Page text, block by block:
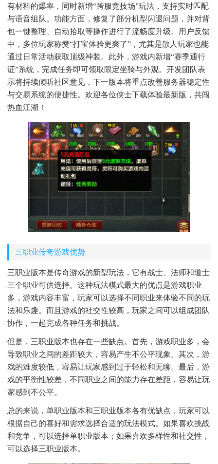
有材料的爆率，同时新增“跨服竞技场”玩法，支持实时匹配
与语音组队。功能方面，修复了部分机型闪退问题，并对背
包一键整理、自动拾取等操作进行了流畅度升级。用户反馈
中，多位玩家称赞“打宝体验更爽了”，尤其是散人玩家也能
通过日常活动获取顶级神装。此外，游戏内新增“赛季通行
证”系统，完成任务即可领取限定坐骑与外观。开发团队表
示将持续倾听社区意见，下一版本将重点改善服务器稳定性
与交易系统的便捷性。欢迎各位侠士下载体验最新版，共闯
热血江湖！
三职业传奇游戏优势
三职业版本是传奇游戏的新型玩法，它有战士、法师和道士
三个职业可供选择。这种玩法模式最大的优点是游戏职业
多，游戏内容丰富，玩家可以选择不同职业来体验不同的玩
法和乐趣。而且游戏的社交性较高，玩家之间可以组成团队
协作，一起完成各种任务和挑战。
但是，三职业版本也存在一些缺点。首先，游戏职业多，会
导致职业之间的差距较大，容易产生不公平现象。其次，游
戏的难度较低，容易让玩家感到过于轻松和无聊。最后，游
戏的平衡性较差，不同职业之间的能力存在差距，容易让玩
家感到不公平。
总的来说，单职业版本和三职业版本各有优缺点，玩家可以
根据自己的喜好和需求选择合适的玩法模式。如果喜欢挑战
和竞争，可以选择单职业版本；如果喜欢多样性和社交性，
可以选择三职业版本。